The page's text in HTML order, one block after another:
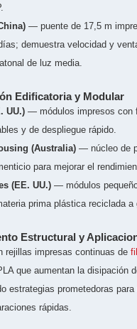
— puente de 17,5 m
demuestra velocidad y
de luz media.
Edificatoria y Modular
UU.) — módulos impresos con
y de despliegue rápido.
(Australia) — núcleo de
para mejorar el
(EE. UU.) — módulos
prima plástica reciclada a
Estructural y
rejillas impresas continuas de
que aumentan la disipación
estrategias prometedoras
rápidas.